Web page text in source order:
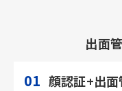
出面
01 顔認証+出面